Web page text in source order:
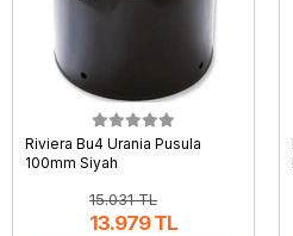
Riviera Bu4 Urania Pusula
100mm Siyah
15.031 TL
13.979 TL